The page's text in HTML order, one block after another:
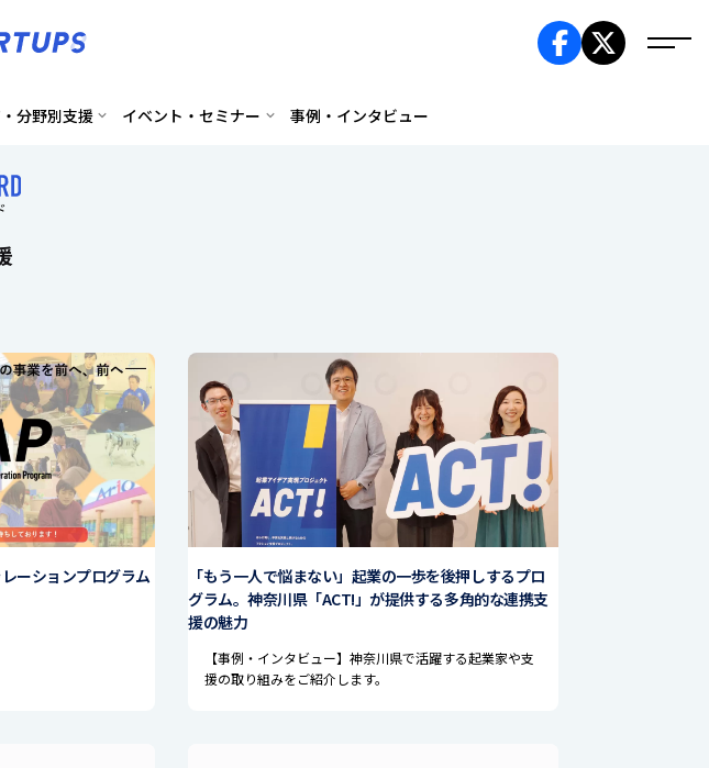
分野別支援 イベント・セミナー 事例・インタビュー
ーションプログラム
「もう一人で悩まない」起業の一歩を後押しするプロ
グラム。神奈川県「ACT!」が提供する多角的な連携支
援の魅力
【事例・インタビュー】神奈川県で活躍する起業家や支
援の取り組みをご紹介します。